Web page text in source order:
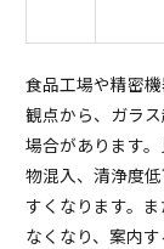
食品工場や精密
観点から、ガラ
場合があります
物混入、清浄度
すくなります。
なくなり、案内